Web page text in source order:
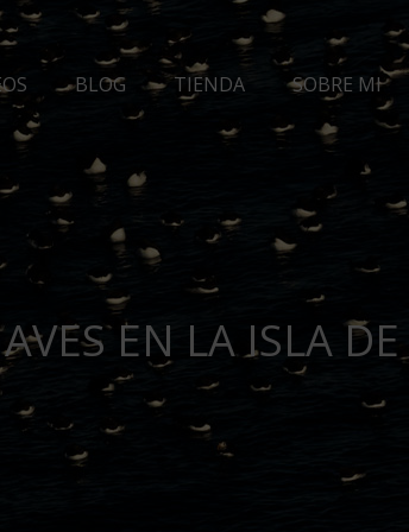
BLOG TIENDA SOBRE MI
EN LA ISLA